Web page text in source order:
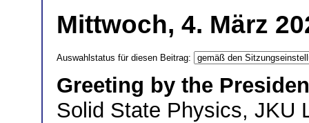
Mittwoch, 4. März
Auswahlstatus für diesen Beitrag:
Greeting by the
Solid State Physics,